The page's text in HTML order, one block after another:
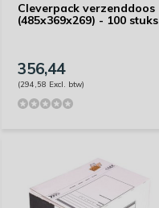
Cleverpack verzenddoos
(485x369x269) - 100 stuks
356,44
(294,58 Excl. btw)